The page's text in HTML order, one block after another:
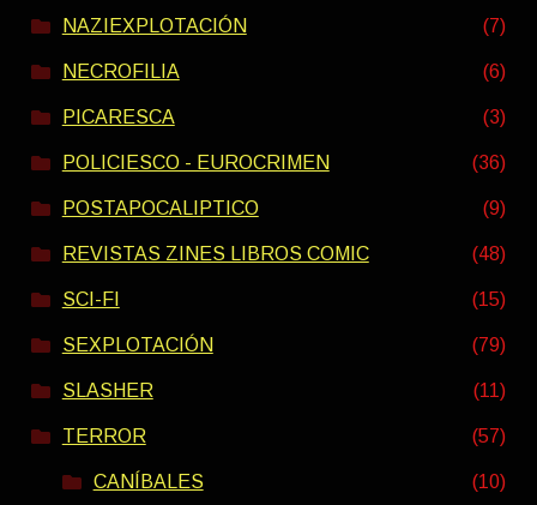
NAZIEXPLOTACIÓN (7)
NECROFILIA (6)
PICARESCA (3)
POLICIESCO - EUROCRIMEN (36)
POSTAPOCALIPTICO (9)
REVISTAS ZINES LIBROS COMIC (48)
SCI-FI (15)
SEXPLOTACIÓN (79)
SLASHER (11)
TERROR (57)
CANÍBALES (10)